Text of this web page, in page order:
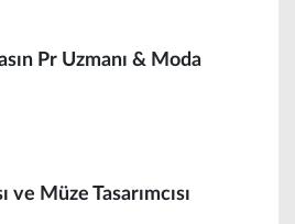
Pr Uzmanı & Moda
Müze Tasarımcısı